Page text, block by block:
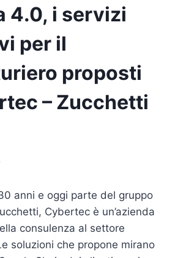
4.0, i servizi
per il
proposti
– Zucchetti
anni e oggi parte del gruppo
Cybertec è un’azienda
consulenza al settore
soluzioni che propone mirano